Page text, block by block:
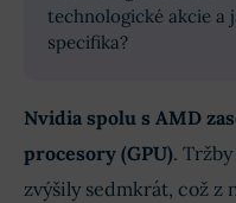
technologické akcie a
specifika?
Nvidia spolu s AMD
procesory (GPU).
zvýšily sedmkrát, což z